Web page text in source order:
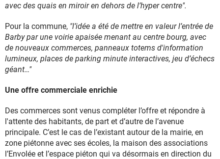
avec des quais en miroir en dehors de l’hyper centre".
Pour la commune, "l’idée a été de mettre en valeur l’entrée de
Barby par une voirie apaisée menant au centre bourg, avec
de nouveaux commerces, panneaux totems d'information
lumineux, places de parking minute interactives, jeu d’échecs
géant…"
Une offre commerciale enrichie
Des commerces sont venus compléter l’offre et répondre à
l'attente des habitants, de part et d’autre de l’avenue
principale. C’est le cas de l’existant autour de la mairie, en
zone piétonne avec ses écoles, la maison des associations
l’Envolée et l’espace piéton qui va désormais en direction du